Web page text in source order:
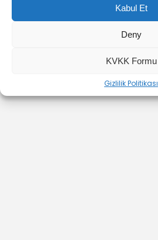
Kabul Et
Deny
KVKK Formu
Gizlilik Politikası